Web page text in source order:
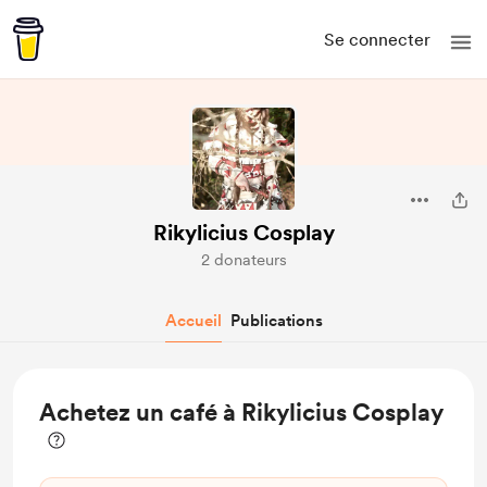
Se connecter
Rikylicius Cosplay
2 donateurs
Accueil Publications
Achetez un café à Rikylicius Cosplay